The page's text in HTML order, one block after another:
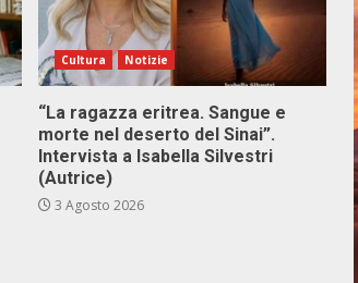
Cultura Notizie
“La ragazza eritrea. Sangue e
morte nel deserto del Sinai”.
Intervista a Isabella Silvestri
(Autrice)
3 Agosto 2026